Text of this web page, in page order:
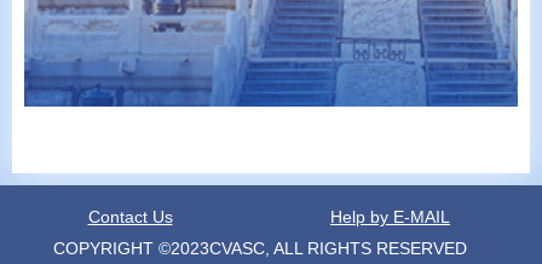
Contact Us
Help by E-MAIL
COPYRIGHT ©2023CVASC, ALL RIGHTS RESERVED